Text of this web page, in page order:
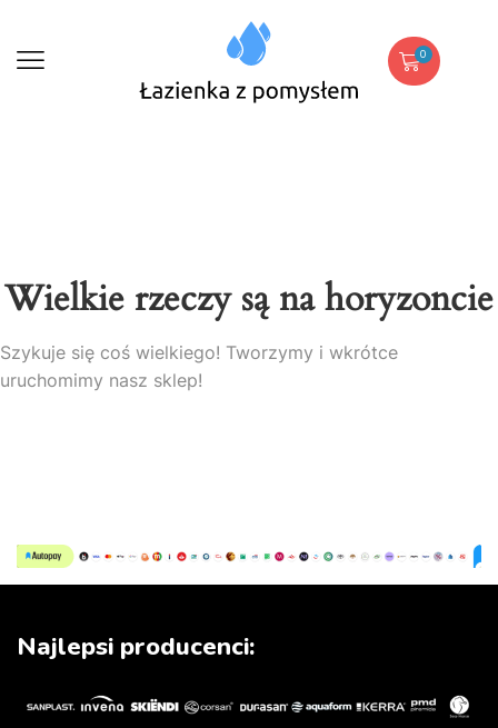
0
Wielkie rzeczy są na horyzoncie
Szykuje się coś wielkiego! Tworzymy i wkrótce
uruchomimy nasz sklep!
Najlepsi producenci: